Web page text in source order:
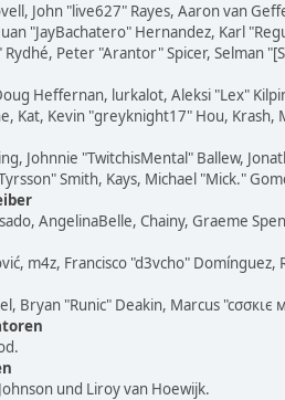
John "live627" Rayes, Aaron van
Juan "JayBachatero" Hernandez, Karl
Rydhé, Peter "Arantor" Spicer, Selman
Heffernan, lurkalot, Aleksi "Lex"
Kat, Kevin "greyknight17" Hou, Krash,
Johnnie "TwitchisMental" Ballew,
Smith, Kays, Michael "Mick."
AngelinaBelle, Chainy, Graeme
m4z, Francisco "d3vcho" Domínguez,
Bryan "Runic" Deakin, Marcus
und Liroy van Hoewijk.